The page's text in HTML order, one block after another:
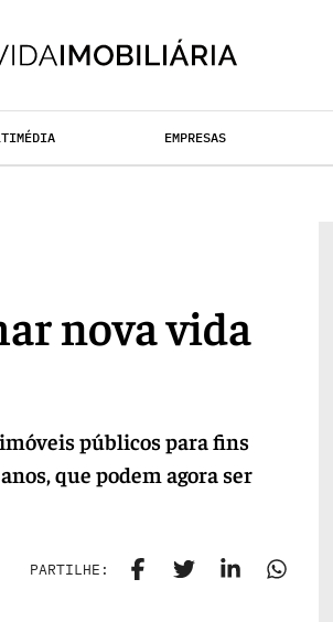
EMPRESAS
nova vida
públicos para fins
que podem agora ser
PARTILHE: